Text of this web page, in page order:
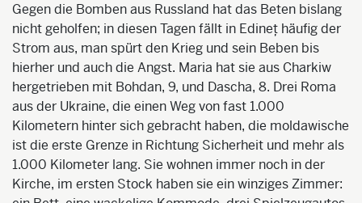
Gegen die Bomben aus Russland hat das Beten bislang
nicht geholfen; in diesen Tagen fällt in Edineț häufig der
Strom aus, man spürt den Krieg und sein Beben bis
hierher und auch die Angst. Maria hat sie aus Charkiw
hergetrieben mit Bohdan, 9, und Dascha, 8. Drei Roma
aus der Ukraine, die einen Weg von fast 1.000
Kilometern hinter sich gebracht haben, die moldawische
ist die erste Grenze in Richtung Sicherheit und mehr als
1.000 Kilometer lang. Sie wohnen immer noch in der
Kirche, im ersten Stock haben sie ein winziges Zimmer: